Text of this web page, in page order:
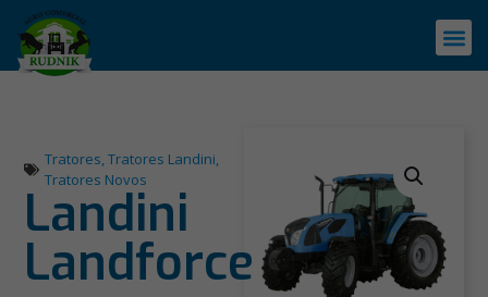
Tratores,Tratores Landini,
Tratores Novos
Landini
Landforce